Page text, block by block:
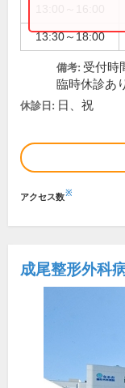
13:30～18:00
備考: 受付時
臨時休診あ
休診日: 日、祝
アクセス数※
成尾整形外科